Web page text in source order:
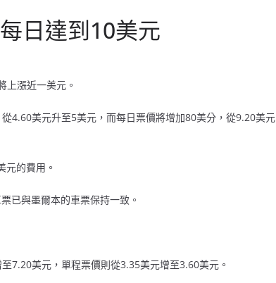
日達到10美元
上漲近一美元。
4.60美元升至5美元，而每日票價將增加80美分，從9.20美元
元的費用。
已與墨爾本的車票保持一致。
7.20美元，單程票價則從3.35美元增至3.60美元。